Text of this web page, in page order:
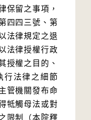
保留之事項，
四四三號、第
法律規定之退
法律授權行政
授權之目的、
行法律之細節
管機關發布命
牴觸母法或對
限制（本院釋